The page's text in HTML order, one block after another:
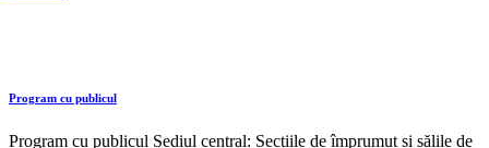
Program cu publicul
Program cu publicul Sediul central: Secțiile de împrumut și sălile de